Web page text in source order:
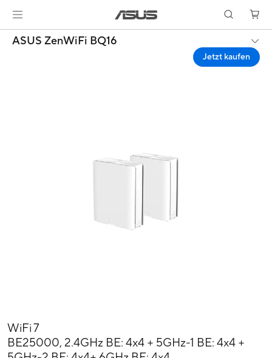
ASUS ZenWiFi BQ16
Jetzt kaufen
WiFi 7
BE25000, 2.4GHz BE: 4x4 + 5GHz-1 BE: 4x4 +